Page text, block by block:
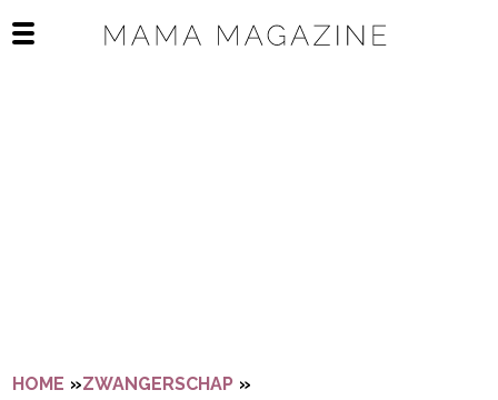
Open het mobiele menu
HOME »ZWANGERSCHAP »